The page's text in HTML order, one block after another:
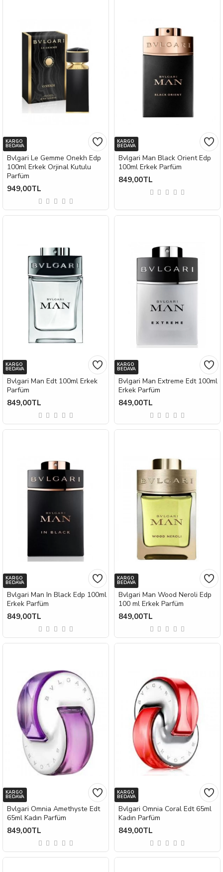
KARGO
BEDAVA
Bvlgari Le Gemme Onekh Edp
100ml Erkek Orjinal Kutulu
Parfüm
949,00TL
KARGO
BEDAVA
Bvlgari Man Black Orient Edp
100ml Erkek Parfüm
849,00TL
KARGO
BEDAVA
Bvlgari Man Edt 100ml Erkek
Parfüm
849,00TL
KARGO
BEDAVA
Bvlgari Man Extreme Edt 100ml
Erkek Parfüm
849,00TL
KARGO
BEDAVA
Bvlgari Man In Black Edp 100ml
Erkek Parfüm
849,00TL
KARGO
BEDAVA
Bvlgari Man Wood Neroli Edp
100 ml Erkek Parfüm
849,00TL
KARGO
BEDAVA
Bvlgari Omnia Amethyste Edt
65ml Kadın Parfüm
849,00TL
KARGO
BEDAVA
Bvlgari Omnia Coral Edt 65ml
Kadın Parfüm
849,00TL